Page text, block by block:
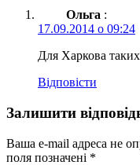
Ольга :
17.09.2014 о 09:24
Для Харкова таких
Відповісти
Залишити
Ваша e-mail адреса не
поля позначені *